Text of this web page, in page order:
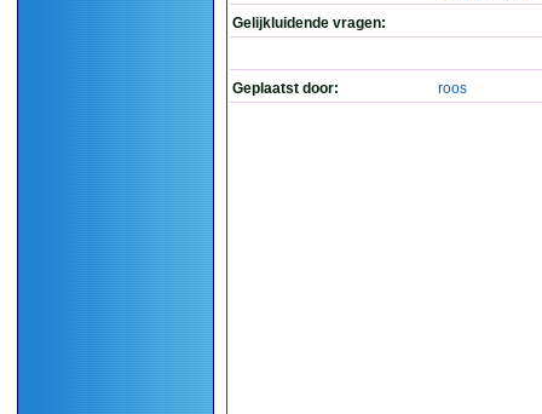
Gelijkluidende vragen:
Geplaatst door: roos